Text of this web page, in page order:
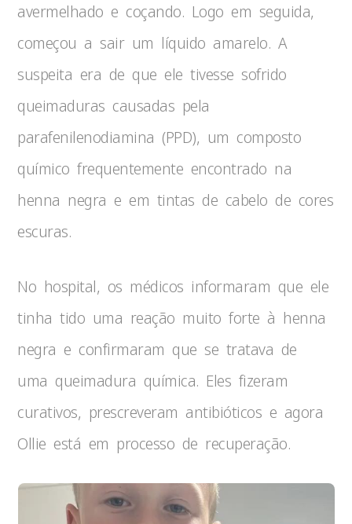
avermelhado e coçando. Logo em seguida,
começou a sair um líquido amarelo. A
suspeita era de que ele tivesse sofrido
queimaduras causadas pela
parafenilenodiamina (PPD), um composto
químico frequentemente encontrado na
henna negra e em tintas de cabelo de cores
escuras.
No hospital, os médicos informaram que ele
tinha tido uma reação muito forte à henna
negra e confirmaram que se tratava de
uma queimadura química. Eles fizeram
curativos, prescreveram antibióticos e agora
Ollie está em processo de recuperação.